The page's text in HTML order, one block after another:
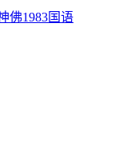
佛1983国语